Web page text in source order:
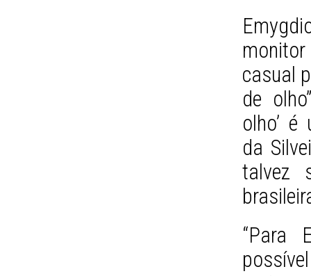
casual
de
olho’ é
da
talvez
“Para